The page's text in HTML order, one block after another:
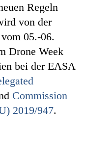
Regeln
von der
05.-06.
Drone Week
bei der EASA
Commission
2019/947.